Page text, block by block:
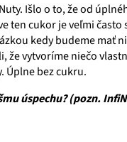
Išlo o to, že od
ten cukor je veľmi
kedy budeme mať
že vytvoríme niečo
Úplne bez cukru.
úspechu? (pozn.